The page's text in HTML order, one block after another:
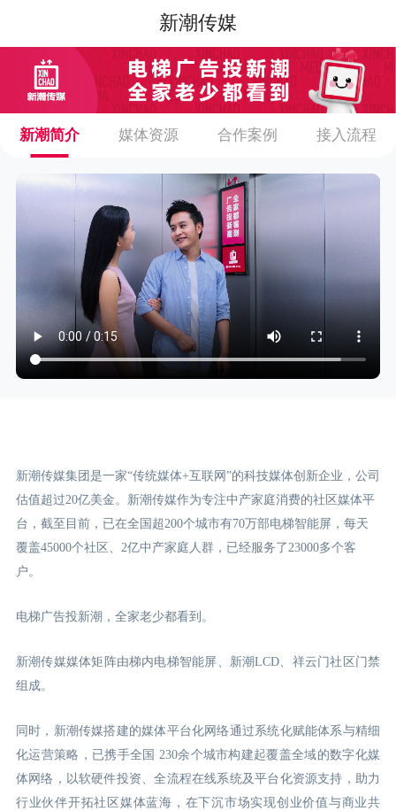
新潮传媒
新潮简介 媒体资源 合作案例 接入流程
新潮传媒集团是一家“传统媒体+互联网”的科技媒体创新企业，公司
估值超过20亿美金。新潮传媒作为专注中产家庭消费的社区媒体平
台，截至目前，已在全国超200个城市有70万部电梯智能屏，每天
覆盖45000个社区、2亿中产家庭人群，已经服务了23000多个客
户。
电梯广告投新潮，全家老少都看到。
新潮传媒媒体矩阵由梯内电梯智能屏、新潮LCD、祥云门社区门禁
组成。
同时，新潮传媒搭建的媒体平台化网络通过系统化赋能体系与精细
化运营策略，已携手全国 230余个城市构建起覆盖全域的数字化媒
体网络，以软硬件投资、全流程在线系统及平台化资源支持，助力
行业伙伴开拓社区媒体蓝海，在下沉市场实现创业价值与商业共